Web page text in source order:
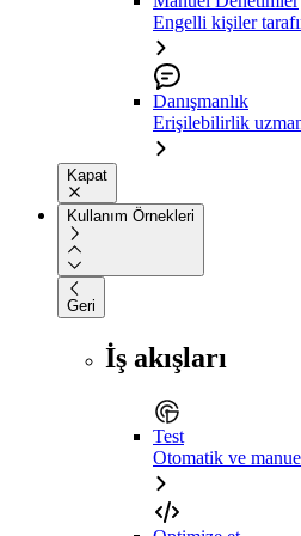
Engelli kişiler
Danışmanlık
Erişilebilirlik
Kapat
Kullanım Örnekleri
Geri
İş akışları
Test
Otomatik ve